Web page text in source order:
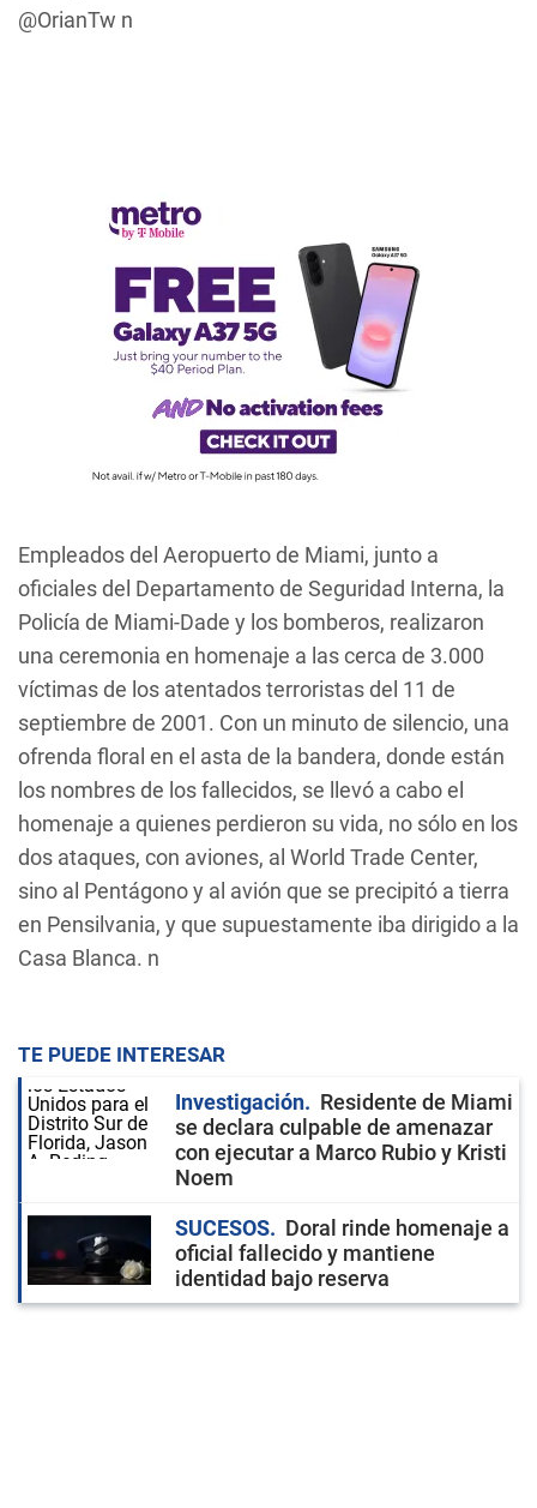
@OrianTw n
Empleados del Aeropuerto de Miami, junto a
oficiales del Departamento de Seguridad Interna, la
Policía de Miami-Dade y los bomberos, realizaron
una ceremonia en homenaje a las cerca de 3.000
víctimas de los atentados terroristas del 11 de
septiembre de 2001. Con un minuto de silencio, una
ofrenda floral en el asta de la bandera, donde están
los nombres de los fallecidos, se llevó a cabo el
homenaje a quienes perdieron su vida, no sólo en los
dos ataques, con aviones, al World Trade Center,
sino al Pentágono y al avión que se precipitó a tierra
en Pensilvania, y que supuestamente iba dirigido a la
Casa Blanca. n
TE PUEDE INTERESAR
Investigación
Residente de Miami
se declara culpable de amenazar
con ejecutar a Marco Rubio y Kristi
Noem
SUCESOS
Doral rinde homenaje a
oficial fallecido y mantiene
identidad bajo reserva